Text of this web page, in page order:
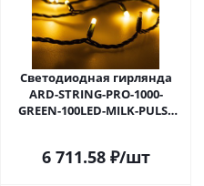
Светодиодная гирлянда
ARD-STRING-PRO-1000-
GREEN-100LED-MILK-PULSE
6 711.58₽/шт